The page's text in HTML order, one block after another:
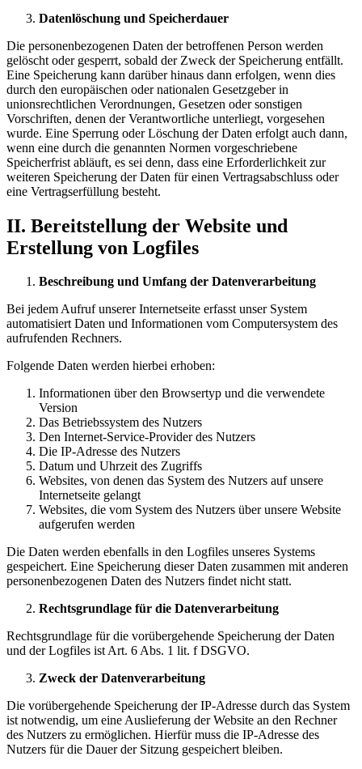
Datenlöschung und Speicherdauer
Die personenbezogenen Daten der betroffenen Person werden
gelöscht oder gesperrt, sobald der Zweck der Speicherung entfällt.
Eine Speicherung kann darüber hinaus dann erfolgen, wenn dies
durch den europäischen oder nationalen Gesetzgeber in
unionsrechtlichen Verordnungen, Gesetzen oder sonstigen
Vorschriften, denen der Verantwortliche unterliegt, vorgesehen
wurde. Eine Sperrung oder Löschung der Daten erfolgt auch dann,
wenn eine durch die genannten Normen vorgeschriebene
Speicherfrist abläuft, es sei denn, dass eine Erforderlichkeit zur
weiteren Speicherung der Daten für einen Vertragsabschluss oder
eine Vertragserfüllung besteht.
II. Bereitstellung der Website und
Erstellung von Logfiles
Beschreibung und Umfang der Datenverarbeitung
Bei jedem Aufruf unserer Internetseite erfasst unser System
automatisiert Daten und Informationen vom Computersystem des
aufrufenden Rechners.
Folgende Daten werden hierbei erhoben:
Informationen über den Browsertyp und die verwendete
Version
Das Betriebssystem des Nutzers
Den Internet-Service-Provider des Nutzers
Die IP-Adresse des Nutzers
Datum und Uhrzeit des Zugriffs
Websites, von denen das System des Nutzers auf unsere
Internetseite gelangt
Websites, die vom System des Nutzers über unsere Website
aufgerufen werden
Die Daten werden ebenfalls in den Logfiles unseres Systems
gespeichert. Eine Speicherung dieser Daten zusammen mit anderen
personenbezogenen Daten des Nutzers findet nicht statt.
Rechtsgrundlage für die Datenverarbeitung
Rechtsgrundlage für die vorübergehende Speicherung der Daten
und der Logfiles ist Art. 6 Abs. 1 lit. f DSGVO.
Zweck der Datenverarbeitung
Die vorübergehende Speicherung der IP-Adresse durch das System
ist notwendig, um eine Auslieferung der Website an den Rechner
des Nutzers zu ermöglichen. Hierfür muss die IP-Adresse des
Nutzers für die Dauer der Sitzung gespeichert bleiben.